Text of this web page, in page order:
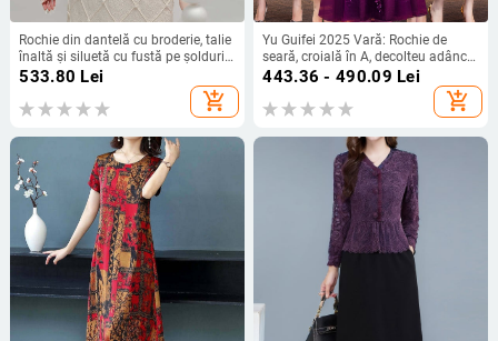
Rochie din dantelă cu broderie, talie
înaltă și siluetă cu fustă pe șolduri,
decolteu rotund, mâneci scurte
533.80 Lei
add_shopping_cart
Yu Guifei 2025 Vară: Rochie de
seară, croială în A, decolteu adânc
în V, lungă, talie înaltă
443.36 - 490.09 Lei
add_shopping_cart